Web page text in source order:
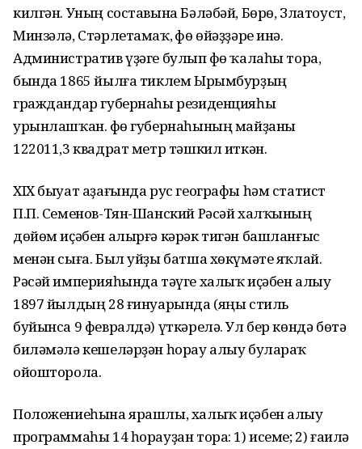
килгән. Уның составына Бәләбәй, Бөрө, Златоуст,
Минзәлә, Стәрлетамаҡ, Өфө өйәҙҙәре инә.
Административ үҙәге булып Өфө ҡалаһы тора,
бында 1865 йылға тиклем Ырымбурҙың
граждандар губернаһы резиденцияһы
урынлашҡан. Өфө губернаһының майҙаны
122011,3 квадрат метр тәшкил иткән.
XIX быуат аҙағында рус географы һәм статист
П.П. Семенов-Тян-Шанский Рәсәй халҡының
дөйөм иҫәбен алырғә кәрәк тигән башланғыс
менән сыға. Был уйҙы батша хөкүмәте яҡлай.
Рәсәй империяһында тәүге халыҡ иҫәбен алыу
1897 йылдың 28 ғинуарында (яңы стиль
буйынса 9 февралдә) үткәрелә. Ул бер көндә бөтә
биләмәлә кешеләрҙән һорау алыу булараҡ
ойошторола.
Положениеһына ярашлы, халыҡ иҫәбен алыу
программаһы 14 һорауҙан тора: 1) исеме; 2) ғаилә